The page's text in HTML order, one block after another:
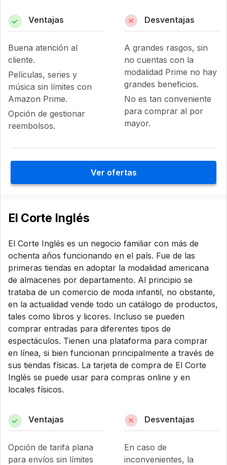
Ventajas
Buena atención al
cliente.
Películas, series y
música sin límites con
Amazon Prime.
Opción de gestionar
reembolsos.
Desventajas
A grandes rasgos, sin
no cuentas con la
modalidad Prime no hay
grandes beneficios.
No es tan conveniente
para comprar al por
mayor.
Ver ofertas
El Corte Inglés
El Corte Inglés es un negocio familiar con más de
ochenta años funcionando en el país. Fue de las
primeras tiendas en adoptar la modalidad americana
de almacenes por departamento. Al principio se
trataba de un comercio de moda infantil, no obstante,
en la actualidad vende todo un catálogo de productos,
tales como libros y licores. Incluso se pueden
comprar entradas para diferentes tipos de
espectáculos. Tienen una plataforma para comprar
en línea, si bien funcionan principalmente a través de
sus tiendas físicas. La tarjeta de compra de El Corte
Inglés se puede usar para compras online y en
locales físicos.
Ventajas
Opción de tarifa plana
para envíos sin límites
Desventajas
En caso de
inconvenientes, la